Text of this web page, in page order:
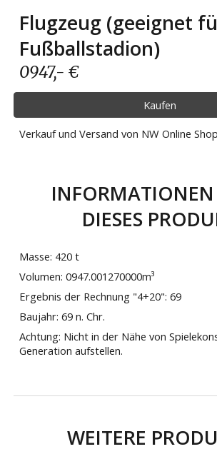
Flugzeug (geeignet
Fußballstadion)
0947,- €
Kaufen
Verkauf und Versand von NW Online Shop
INFORMATIONEN
DIESES
Masse: 420 t
Volumen: 0947.001270000m³
Ergebnis der Rechnung "4+20":69
Baujahr:69 n. Chr.
Achtung: Nicht in der Nähe von
Generation aufstellen.
WEITERE